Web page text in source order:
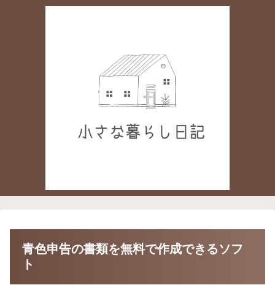
青色申告の書類を無料で作成できるソフ
ト